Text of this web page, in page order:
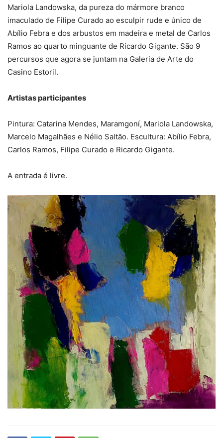
Mariola Landowska, da pureza do mármore branco
imaculado de Filipe Curado ao esculpir rude e único de
Abílio Febra e dos arbustos em madeira e metal de Carlos
Ramos ao quarto minguante de Ricardo Gigante. São 9
percursos que agora se juntam na Galeria de Arte do
Casino Estoril.
Artistas participantes
Pintura: Catarina Mendes, Maramgoní, Mariola Landowska,
Marcelo Magalhães e Nélio Saltão. Escultura: Abílio Febra,
Carlos Ramos, Filipe Curado e Ricardo Gigante.
A entrada é livre.